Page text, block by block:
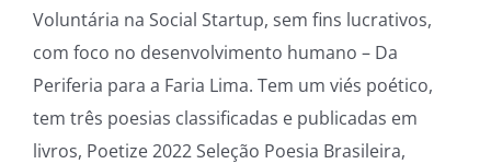
Voluntária na Social Startup, sem fins lucrativos,
com foco no desenvolvimento humano – Da
Periferia para a Faria Lima. Tem um viés poético,
tem três poesias classificadas e publicadas em
livros, Poetize 2022 Seleção Poesia Brasileira,